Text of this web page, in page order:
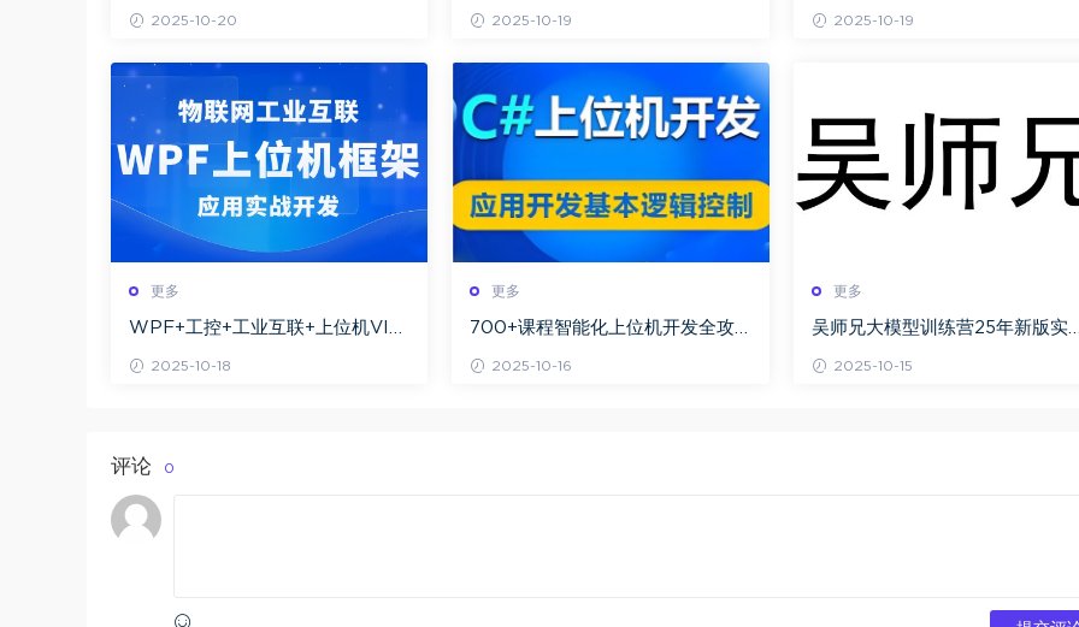
技能体系
2025-10-20 2025-10-19 2025-10-19
更多
WPF+工控+工业互联+上位机VIP
2025-10-18
更多
700+课程智能化上位机开发全攻
深度解析
2025-10-16
更多
吴师兄大模型训练营25年新版实
2025-10-15
评论 0